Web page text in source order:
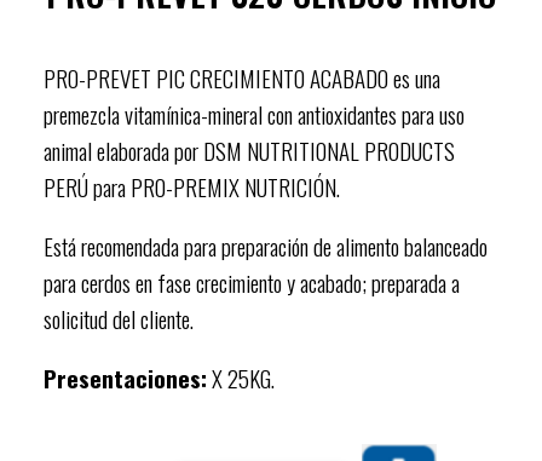
PRO-PREVET PIC CRECIMIENTO ACABADO es una
premezcla vitamínica-mineral con antioxidantes para uso
animal elaborada por DSM NUTRITIONAL PRODUCTS
PERÚ para PRO-PREMIX NUTRICIÓN.
Está recomendada para preparación de alimento balanceado
para cerdos en fase crecimiento y acabado; preparada a
solicitud del cliente.
Presentaciones:X 25KG.